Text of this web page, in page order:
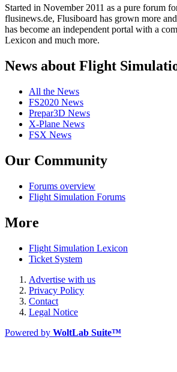
Started in November 2011 as a pure forum
flusinews.de, Flusiboard has grown more
has become an independent portal with a
Lexicon and much more.
News about Flight
All the News
FS2020 News
Prepar3D News
X-Plane News
FSX News
Our Community
Forums overview
Flight Simulation Forums
More
Flight Simulation Lexicon
Ticket System
Advertise with us
Privacy Policy
Contact
Legal Notice
Powered by WoltLab Suite™